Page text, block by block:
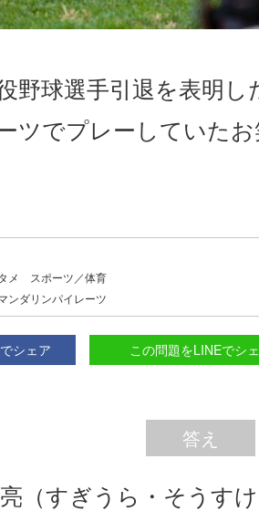
野球選手引退を表明
ツでプレーしていた
メ スポーツ／体育
ンダリンパイレーツ
シェア この問題をLINEでシ
答え
（すぎうら・そうす